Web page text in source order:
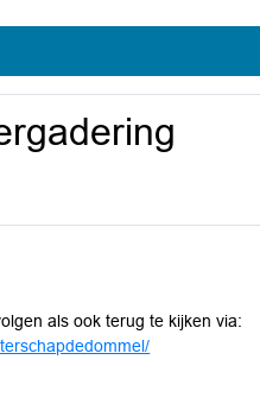
als ook terug te kijken via: